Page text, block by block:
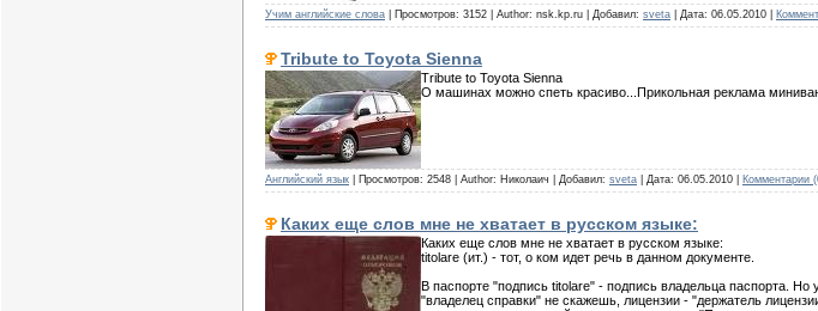
Учим английские слова | Просмотров: 3152 | Author: nsk.kp.ru | Добавил: sveta | Дата: 06.05.2010
Tribute to Toyota Sienna
Tribute to Toyota Sienna
О машинах можно спеть красиво...Прикольная реклама
Английский язык | Просмотров: 2548 | Author: Николаич | Добавил: sveta | Дата: 06.05.2010 Комментарии
Каких еще слов мне не хватает в русском языке:
Каких еще слов мне не хватает в русском языке:
titolare (ит.) - тот, о ком идет речь в данном документе.
В паспорте "подпись titolare" - подпись владельца паспорта.
"владелец справки" не скажешь, лицензии - "держатель